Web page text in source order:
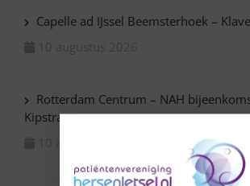
Capelle ad IJssel Beemsterhoek –
Rotterdam Centrum – NAH
Kipstraat